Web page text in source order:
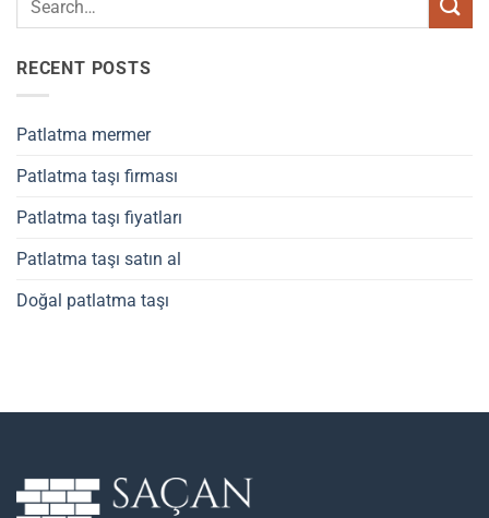
RECENT POSTS
Patlatma mermer
Patlatma taşı firması
Patlatma taşı fiyatları
Patlatma taşı satın al
Doğal patlatma taşı